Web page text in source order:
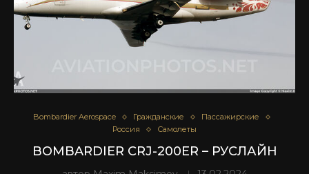
Bombardier Aerospace Гражданские
Пассажирские
Россия
Самолеты
BOMBARDIER CRJ-200ER – РУСЛАЙН